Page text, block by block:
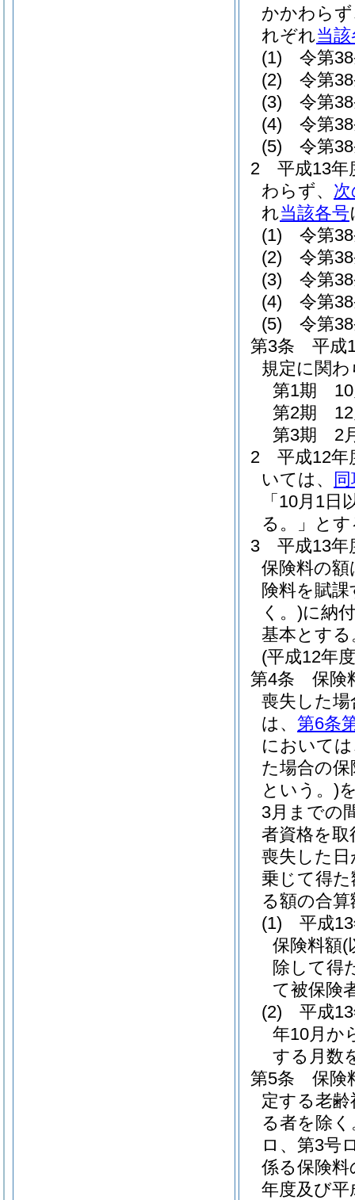
かかわら
れぞれ当
(1)
令第
(2)
令第
(3)
令第
(4)
令第
(5)
令第
2
平成13年
わらず、
れ当該各号
(1)
令第
(2)
令第
(3)
令第
(4)
令第
(5)
令第
第3条
平成
規定に関
第1期 10
第2期 12
第3期 2
2
平成12
いては、
「10月1
る。」と
3
平成13
保険料の
険料を賦
く。)に納
基本とする
(平成12年
第4条
保険
喪失した
は、 第6条
において
た場合の保
という。)
3月までの
者資格を
喪失した
乗じて得
る額の合
(1)
平成
保険料額(
除して得
て被保険
(2)
平成
年10月か
する月数
第5条
保険
定する老
る者を除
ロ、第3号
係る保険料
年度及び